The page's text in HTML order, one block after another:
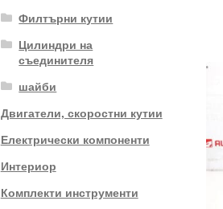
Филтърни кутии
Цилиндри на
съединителя
шайби
Двигатели, скоростни кутии
Електрически компоненти
Интериор
Комплекти инструменти